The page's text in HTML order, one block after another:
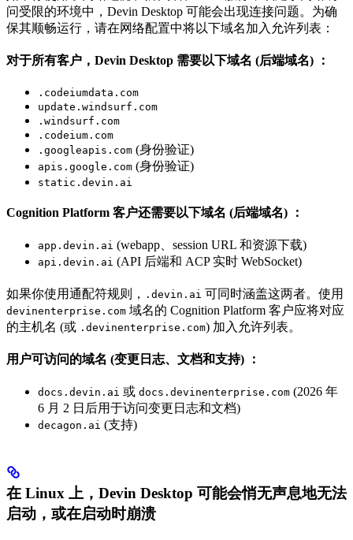
问受限的环境中，Devin Desktop 可能会出现连接问题。为确
保其顺畅运行，请在网络配置中将以下域名加入允许列表：
对于所有客户，Devin Desktop 需要以下域名 (后端域名) ：
.codeiumdata.com
update.windsurf.com
.windsurf.com
.codeium.com
.googleapis.com (身份验证)
apis.google.com (身份验证)
static.devin.ai
Cognition Platform 客户还需要以下域名 (后端域名) ：
app.devin.ai (webapp、session URL 和资源下载)
api.devin.ai (API 后端和 ACP 实时 WebSocket)
如果你使用通配符规则， .devin.ai 可同时涵盖这两者。使用
devinenterprise.com 域名的 Cognition Platform 客户应将对应
的主机名 (或 .devinenterprise.com) 加入允许列表。
用户可访问的域名 (变更日志、文档和支持) ：
docs.devin.ai 或 docs.devinenterprise.com (2026 年
6 月 2 日后用于访问变更日志和文档)
decagon.ai (支持)
在 Linux 上，Devin Desktop 可能会悄无声息地无法
启动，或在启动时崩溃